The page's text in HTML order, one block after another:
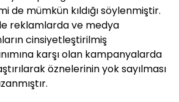
de mümkün kıldığı söylenmiştir.
reklamlarda ve medya
cinsiyetleştirilmiş
karşı olan kampanyalarda
öznelerinin yok sayılması